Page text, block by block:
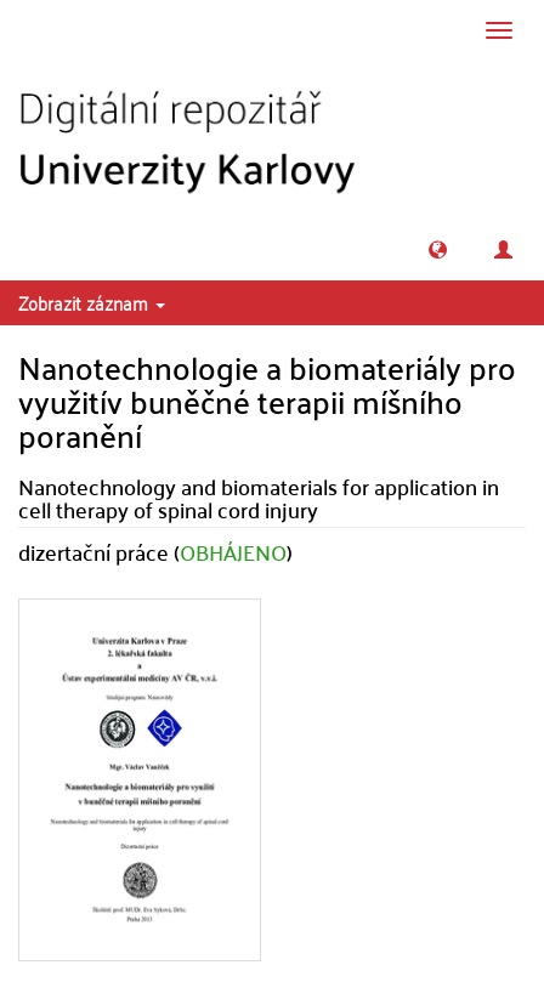
Zobrazit záznam
Nanotechnologie a biomateriály pro
využitív buněčné terapii míšního
poranění
Nanotechnology and biomaterials for application in
cell therapy of spinal cord injury
dizertační práce (OBHÁJENO)